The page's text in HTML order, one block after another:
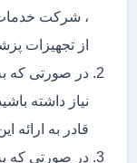
، شرکت خدمات
از تجهیزات
در صورتی که
نیاز داشته
قادر به ارائه
در صورتی که